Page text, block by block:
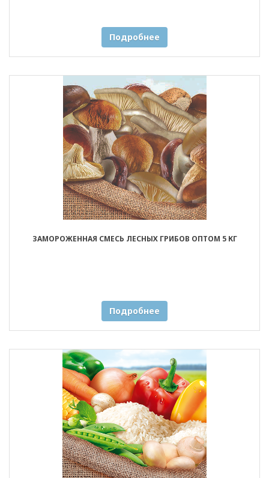
Подробнее
ЗАМОРОЖЕННАЯ СМЕСЬ ЛЕСНЫХ ГРИБОВ ОПТОМ 5 КГ
Подробнее